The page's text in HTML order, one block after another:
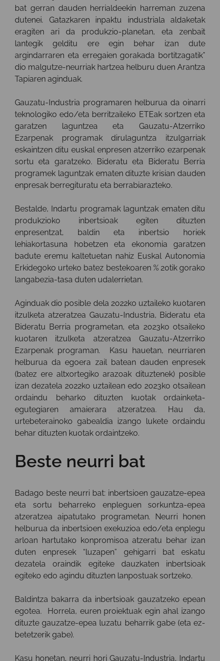
bat gerran dauden herrialdeekin harreman zuzena
dutenei. Gatazkaren inpaktu industriala aldaketak
eragiten ari da produkzio-planetan, eta zenbait
lantegik gelditu ere egin behar izan dute
argindarraren eta erregaien gorakada bortitzagatik”
dio malgutze-neurriak hartzea helburu duen Arantza
Tapiaren aginduak.
Gauzatu-Industria programaren helburua da oinarri
teknologiko edo/eta berritzaileko ETEak sortzen eta
garatzen laguntzea eta Gauzatu-Atzerriko
Ezarpenak programak dirulaguntza itzulgarriak
eskaintzen ditu euskal enpresen atzerriko ezarpenak
sortu eta garatzeko. Bideratu eta Bideratu Berria
programek laguntzak ematen dituzte krisian dauden
enpresak berregituratu eta berrabiarazteko.
Bestalde, Indartu programak laguntzak ematen ditu
produkzioko inbertsioak egiten dituzten
enpresentzat, baldin eta inbertsio horiek
lehiakortasuna hobetzen eta ekonomia garatzen
badute eremu kaltetuetan nahiz Euskal Autonomia
Erkidegoko urteko batez bestekoaren % 20tik gorako
langabezia-tasa duten udalerrietan.
Aginduak dio posible dela 2022ko uztaileko kuotaren
itzulketa atzeratzea Gauzatu-Industria, Bideratu eta
Bideratu Berria programetan, eta 2023ko otsaileko
kuotaren itzulketa atzeratzea Gauzatu-Atzerriko
Ezarpenak programan. Kasu hauetan, neurriaren
helburua da egoera zail batean dauden enpresek
(batez ere altxortegiko arazoak dituztenek) posible
izan dezatela 2022ko uztailean edo 2023ko otsailean
ordaindu beharko dituzten kuotak ordainketa-
egutegiaren amaierara atzeratzea. Hau da,
urtebeterainoko gabealdia izango lukete ordaindu
behar dituzten kuotak ordaintzeko.
Beste neurri bat
Badago beste neurri bat: inbertsioen gauzatze-epea
eta sortu beharreko enpleguen sorkuntza-epea
atzeratzea aipatutako programetan. Neurri honen
helburua da inbertsioen exekuzioa edo/eta enplegu
arloan hartutako konpromisoa atzeratu behar izan
duten enpresek “luzapen” gehigarri bat eskatu
dezatela oraindik egiteke dauzkaten inbertsioak
egiteko edo agindu dituzten lanpostuak sortzeko.
Baldintza bakarra da inbertsioak gauzatzeko epean
egotea. Horrela, euren proiektuak egin ahal izango
dituzte gauzatze-epea luzatu beharrik gabe (eta ez-
betetzerik gabe).
Kasu honetan, neurri hori Gauzatu-Industria, Indartu